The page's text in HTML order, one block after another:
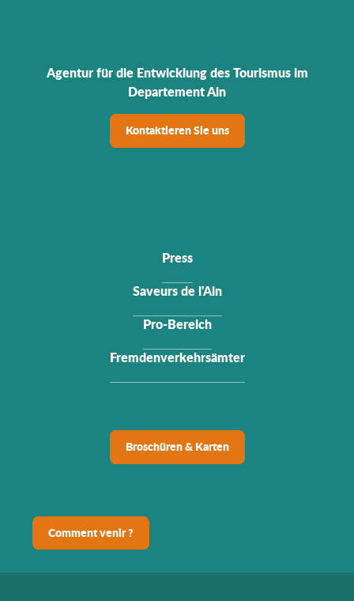
Agentur für die Entwicklung des Tourismus im
Departement Ain
Kontaktieren Sie uns
Press
Saveurs de l'Ain
Pro-Bereich
Fremdenverkehrsämter
Broschüren & Karten
Comment venir ?